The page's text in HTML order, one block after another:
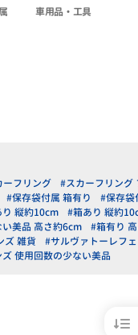
車用品・工具
フリング
#スカーフリング
#保存袋付属 箱有り #保存袋
縦約10cm #箱あり 縦約
美品 高さ約6cm #箱有り
ズ 雑貨
#サルヴァトーレフ
使用回数の少ない美品